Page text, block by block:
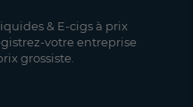
& E-cigs à prix
votre entreprise
grossiste.